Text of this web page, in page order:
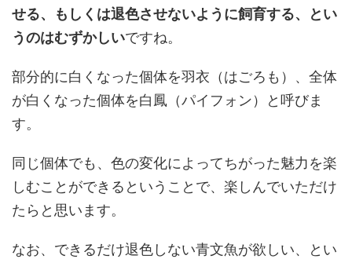
せる、もしくは退色させないように飼育する、とい
うのはむずかしいですね。
部分的に白くなった個体を羽衣（はごろも）、全体
が白くなった個体を白鳳（パイフォン）と呼びま
す。
同じ個体でも、色の変化によってちがった魅力を楽
しむことができるということで、楽しんでいただけ
たらと思います。
なお、できるだけ退色しない青文魚が欲しい、とい